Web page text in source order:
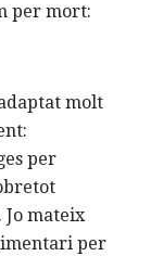
per mort:
molt
per
mateix
per